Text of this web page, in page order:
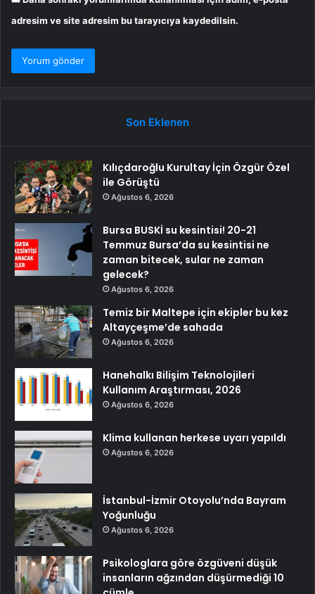
adresim ve site adresim bu tarayıcıya kaydedilsin.
Son Eklenen
Kılıçdaroğlu Kurultay İçin Özgür Özel
ile Görüştü
Ağustos 6, 2026
Bursa BUSKİ su kesintisi! 20-21
Temmuz Bursa’da su kesintisi ne
zaman bitecek, sular ne zaman
gelecek?
Ağustos 6, 2026
Temiz bir Maltepe için ekipler bu kez
Altayçeşme’de sahada
Ağustos 6, 2026
Hanehalkı Bilişim Teknolojileri
Kullanım Araştırması, 2026
Ağustos 6, 2026
Klima kullanan herkese uyarı yapıldı
Ağustos 6, 2026
İstanbul-İzmir Otoyolu’nda Bayram
Yoğunluğu
Ağustos 6, 2026
Psikologlara göre özgüveni düşük
insanların ağzından düşürmediği 10